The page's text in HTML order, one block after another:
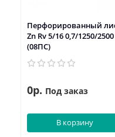
Перфорированный
Zn Rv 5/16 0,7/1250/2500
(08ПС)
0р. Под заказ
В корзину